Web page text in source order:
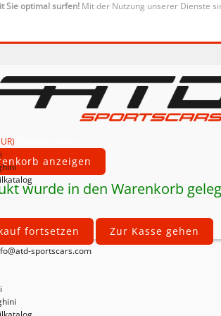
Sie optimal surfen! Mit der Nutzung unserer Dienste
anzeigen
wurde in den Warenkorb
fortsetzen Zur Kasse gehen
sportscars.com